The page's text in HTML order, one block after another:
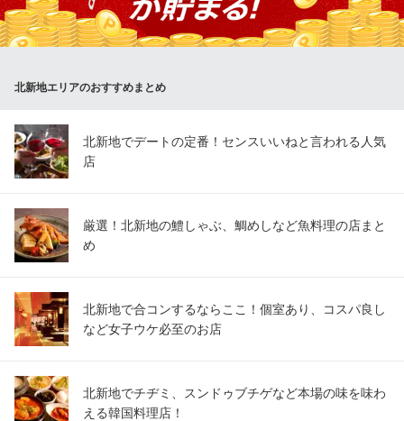
つ」、牛サーロイン「361ステーキ」、迷ったらこれらがオススメ
◎また、格安で飲める様々なドリンクも当店の自慢です。
個室ネオ大衆酒場
大阪府大阪市北区曾根崎新地1-11-7
北新地エリアのおすすめまとめ
北新地でデートの定番！センスいいねと言われる人気
店
厳選！北新地の鱧しゃぶ、鯛めしなど魚料理の店まと
め
北新地で合コンするならここ！個室あり、コスパ良し
など女子ウケ必至のお店
北新地でチヂミ、スンドゥブチゲなど本場の味を味わ
える韓国料理店！